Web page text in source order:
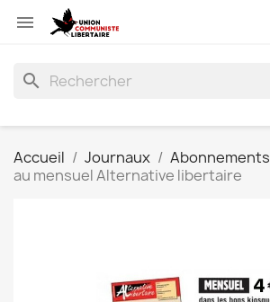

search
Accueil Journaux Abonnements
au mensuel Alternative libertaire